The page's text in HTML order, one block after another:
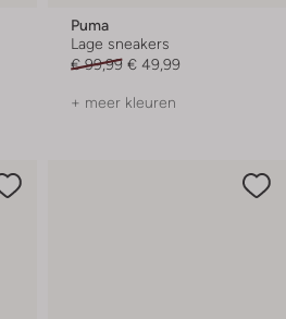
Puma
Lage sneakers
€ 99,99 € 49,99
+ meer kleuren